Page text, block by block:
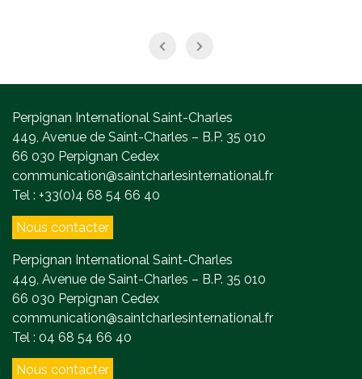
Perpignan International Saint-Charles
449, Avenue de Saint-Charles – B.P. 35 010
66 030 Perpignan Cedex
communication@saintcharlesinternational.fr
Tel : +33(0)4 68 54 66 40
Nous contacter
Perpignan International Saint-Charles
449, Avenue de Saint-Charles – B.P. 35 010
66 030 Perpignan Cedex
communication@saintcharlesinternational.fr
Tel : 04 68 54 66 40
Nous contacter